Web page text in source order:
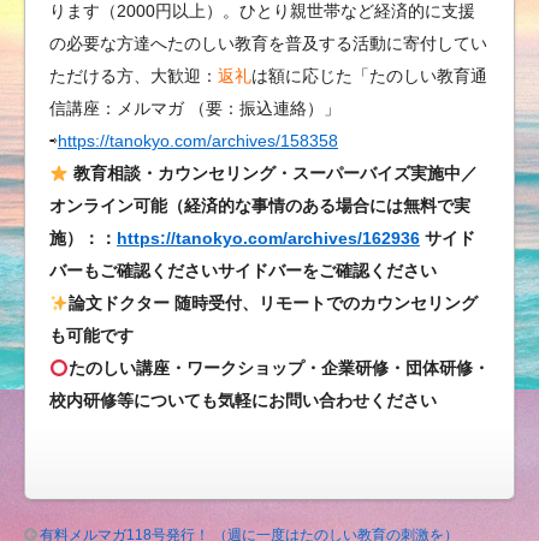
植」
は
ります（2000円以上）。ひとり親世帯など経済的に支援
の必要な方達へたのしい教育を普及する活動に寄付してい
ただける方、大歓迎： 返礼は額に応じた「たのしい教育通
信講座：メルマガ （要：振込連絡）」
⇨https://tanokyo.com/archives/158358
教育相談・カウンセリング・スーパーバイズ実施中／
オンライン可能（経済的な事情のある場合には無料で実
施）：： https://tanokyo.com/archives/162936 サイド
バーもご確認くださいサイドバーをご確認ください
論文ドクター 随時受付、リモートでのカウンセリング
も可能です
たのしい講座・ワークショップ・企業研修・団体研修・
校内研修等についても気軽にお問い合わせください
有料メルマガ118号発行！ （週に一度はたのしい教育の刺激を）